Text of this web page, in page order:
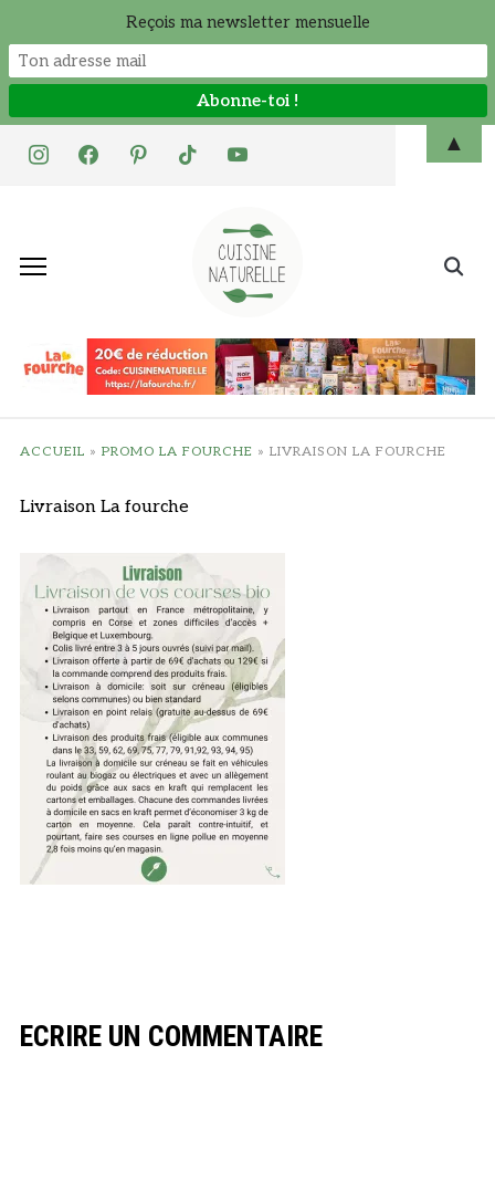
instagramfacebookpinteresttiktok youtube
Search
ACCUEIL » PROMO LA FOURCHE » LIVRAISON LA FOURCHE
Livraison La fourche
ECRIRE UN COMMENTAIRE
Reçois ma newsletter mensuelle
▲